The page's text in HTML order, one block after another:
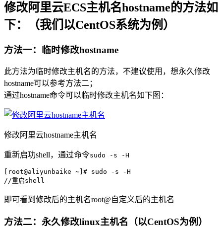
修改阿里云ECS主机名hostname的方法如
下：（我们以CentOS系统为例）
方法一：临时修改hostname
此方法为临时修改主机名的方法，不建议使用，想永久修改
hostname可以参考方法二；
通过hostname命令可以临时修改主机名如下图：
修改阿里云hostname主机名
重新启功shell，通过命令sudo -s -H
[root@aliyunbaike ~]# sudo -s -H
//重启shell
即可看到修改后的主机名root@自定义后的主机名
方法二：永久修改linux主机名（以CentOS为例）